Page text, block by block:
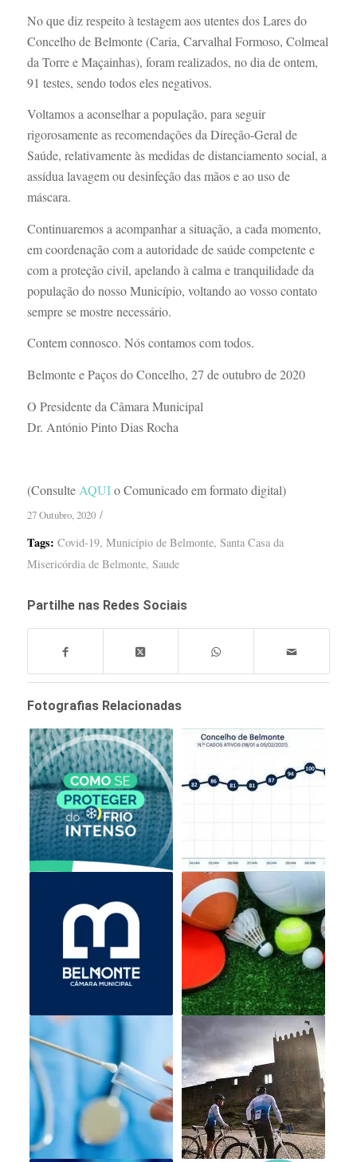
No que diz respeito à testagem aos utentes dos Lares do
Concelho de Belmonte (Caria, Carvalhal Formoso, Colmeal
da Torre e Maçainhas), foram realizados, no dia de ontem,
91 testes, sendo todos eles negativos.
Voltamos a aconselhar a população, para seguir
rigorosamente as recomendações da Direção-Geral de
Saúde, relativamente às medidas de distanciamento social, a
assídua lavagem ou desinfeção das mãos e ao uso de
máscara.
Continuaremos a acompanhar a situação, a cada momento,
em coordenação com a autoridade de saúde competente e
com a proteção civil, apelando à calma e tranquilidade da
população do nosso Município, voltando ao vosso contato
sempre se mostre necessário.
Contem connosco. Nós contamos com todos.
Belmonte e Paços do Concelho, 27 de outubro de 2020
O Presidente da Câmara Municipal
Dr. António Pinto Dias Rocha
(Consulte AQUIo Comunicado em formato digital)
27 Outubro, 2020 /
Tags: Covid-19, Município de Belmonte, Santa Casa da
Misericórdia de Belmonte, Saude
Partilhe nas Redes Sociais
Fotografias Relacionadas